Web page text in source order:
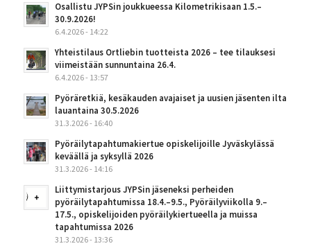
Osallistu JYPSin joukkueessa Kilometrikisaan 1.5.–
30.9.2026!
6.4.2026 - 14:22
Yhteistilaus Ortliebin tuotteista 2026 – tee tilauksesi
viimeistään sunnuntaina 26.4.
6.4.2026 - 13:57
Pyöräretkiä, kesäkauden avajaiset ja uusien jäsenten ilta
lauantaina 30.5.2026
31.3.2026 - 16:40
Pyöräilytapahtumakiertue opiskelijoille Jyväskylässä
keväällä ja syksyllä 2026
31.3.2026 - 14:16
Liittymistarjous JYPSin jäseneksi perheiden
pyöräilytapahtumissa 18.4.–9.5., Pyöräilyviikolla 9.–
17.5., opiskelijoiden pyöräilykiertueella ja muissa
tapahtumissa 2026
31.3.2026 - 13:36